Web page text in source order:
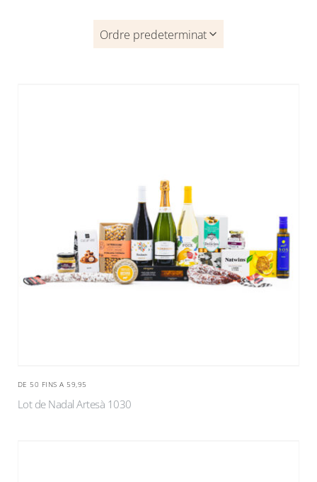
DE 50 FINS A 59,95
Lot de Nadal Artesà 1030